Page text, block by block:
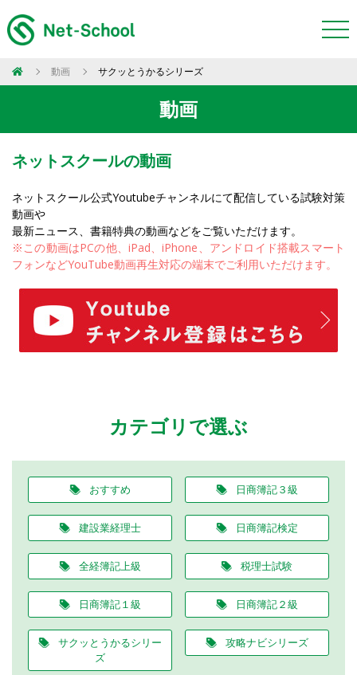
動画 サクッとうかるシリーズ
動画
ネットスクールの動画
ネットスクール公式Youtubeチャンネルにて配信している試験対策
動画や
最新ニュース、書籍特典の動画などをご覧いただけます。
※この動画はPCの他、iPad、iPhone、アンドロイド搭載スマート
フォンなどYouTube動画再生対応の端末でご利用いただけます。
カテゴリで選ぶ
おすすめ 日商簿記３級
建設業経理士 日商簿記検定
全経簿記上級 税理士試験
日商簿記１級 日商簿記２級
サクッとうかるシリー
ズ
攻略ナビシリーズ